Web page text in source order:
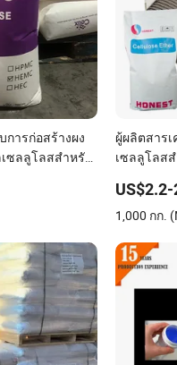
การก่อสร้างผง
ซลลูโลสสำหรับ
ผู้ผลิตสาร
เซลลูโลส
1,000 กก.